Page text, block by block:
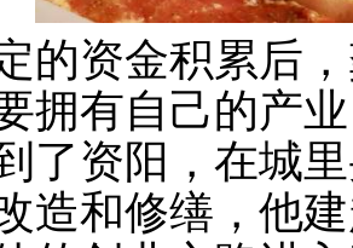
的资金积累后
拥有自己的产
了资阳，在城
造和修缮，他